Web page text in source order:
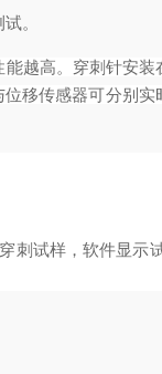
。
越高。穿刺针安
移传感器可分别实
刺试样，软件显示